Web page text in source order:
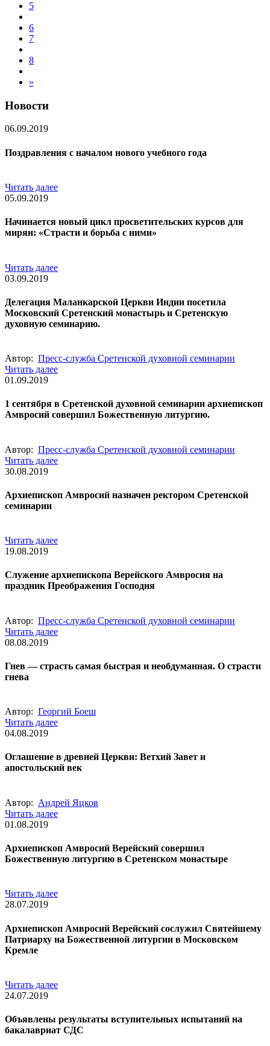
5
6
7
8
»
Новости
06.09.2019
Поздравления с началом нового учебного года
Читать далее
05.09.2019
Начинается новый цикл просветительских курсов для
мирян: «Страсти и борьба с ними»
Читать далее
03.09.2019
Делегация Маланкарской Церкви Индии посетила
Московский Сретенский монастырь и Сретенскую
духовную семинарию.
Автор: Пресс-служба Сретенской духовной семинарии
Читать далее
01.09.2019
1 сентября в Сретенской духовной семинарии архиепископ
Амвросий совершил Божественную литургию.
Автор: Пресс-служба Сретенской духовной семинарии
Читать далее
30.08.2019
Архиепископ Амвросий назначен ректором Сретенской
семинарии
Читать далее
19.08.2019
Служение архиепископа Верейского Амвросия на
праздник Преображения Господня
Автор: Пресс-служба Сретенской духовной семинарии
Читать далее
08.08.2019
Гнев — страсть самая быстрая и необдуманная. О страсти
гнева
Автор: Георгий Боеш
Читать далее
04.08.2019
Оглашение в древней Церкви: Ветхий Завет и
апостольский век
Автор: Андрей Яцков
Читать далее
01.08.2019
Архиепископ Амвросий Верейский совершил
Божественную литургию в Сретенском монастыре
Читать далее
28.07.2019
Архиепископ Амвросий Верейский сослужил Святейшему
Патриарху на Божественной литургии в Московском
Кремле
Читать далее
24.07.2019
Объявлены результаты вступительных испытаний на
бакалавриат СДС